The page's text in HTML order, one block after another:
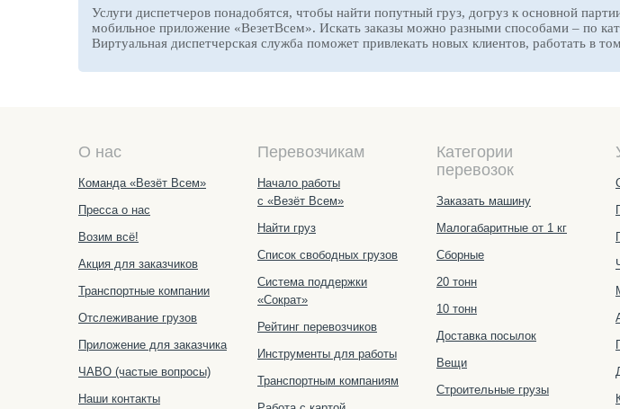
Услуги диспетчеров понадобятся, чтобы найти попутный груз, догруз к основной
мобильное приложение «ВезетВсем». Искать заказы можно разными способами – по
Виртуальная диспетчерская служба поможет привлекать новых клиентов, работать в
О нас
Команда «Везёт Всем»
Пресса о нас
Возим всё!
Акция для заказчиков
Транспортные компании
Отслеживание грузов
Приложение для заказчика
ЧАВО (частые вопросы)
Наши контакты
Перевозчикам
Начало работы
с «Везёт Всем»
Найти груз
Список свободных грузов
Система поддержки
«Сократ»
Рейтинг перевозчиков
Инструменты для работы
Транспортным компаниям
Категории
перевозок
Заказать машину
Малогабаритные от 1 кг
Сборные
20 тонн
10 тонн
Доставка посылок
Вещи
Строительные грузы